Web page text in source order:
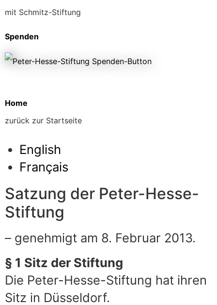
mit Schmitz-Stiftung
Spenden
Home
zurück zur Startseite
English
Français
Satzung der Peter-Hesse-
Stiftung
– genehmigt am 8. Februar 2013.
§ 1 Sitz der Stiftung
Die Peter-Hesse-Stiftung hat ihren
Sitz in Düsseldorf.